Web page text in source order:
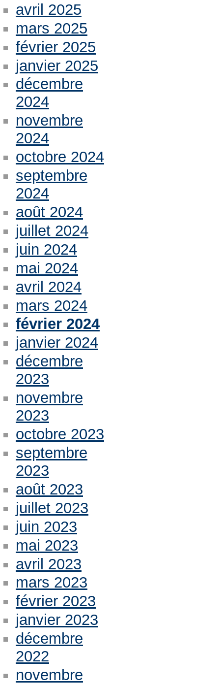
avril 2025
mars 2025
février 2025
janvier 2025
décembre
2024
novembre
2024
octobre 2024
septembre
2024
août 2024
juillet 2024
juin 2024
mai 2024
avril 2024
mars 2024
février 2024
janvier 2024
décembre
2023
novembre
2023
octobre 2023
septembre
2023
août 2023
juillet 2023
juin 2023
mai 2023
avril 2023
mars 2023
février 2023
janvier 2023
décembre
2022
novembre